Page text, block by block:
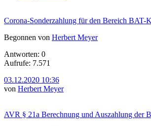
Corona-Sonderzahlung für den Bereich BAT-
Begonnen von Herbert Meyer
Antworten: 0
Aufrufe: 7.571
03.12.2020 10:36
von Herbert Meyer
AVR § 21a Berechnung und Auszahlung der